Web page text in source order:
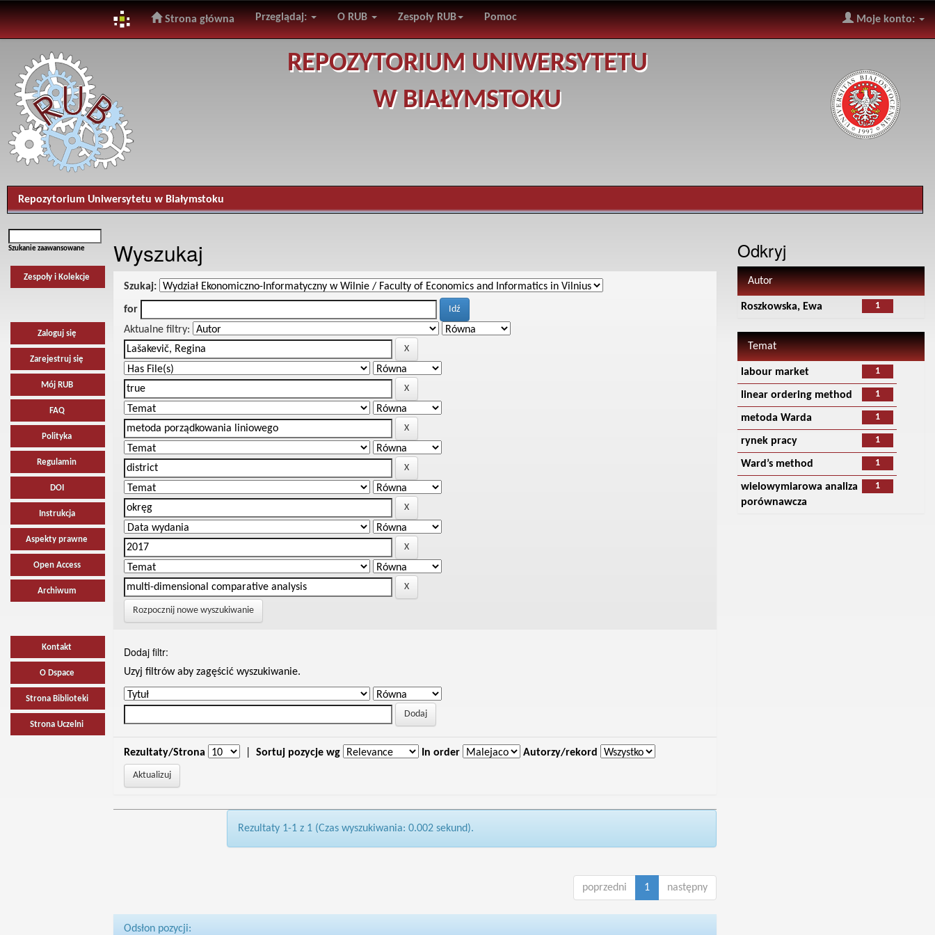
navigation
Strona główna Przeglądaj: O RUB Zespoły RUB Pomoc Moje konto:
REPOZYTORIUM UNIWERSYTETU
W BIAŁYMSTOKU
Repozytorium Uniwersytetu w Białymstoku
Szukanie zaawansowane
Zespoły i Kolekcje
Zaloguj się
Zarejestruj się
Mój RUB
FAQ
Polityka
Regulamin
DOI
Instrukcja
Aspekty prawne
Open Access
Archiwum
Kontakt
O Dspace
Strona Biblioteki
Strona Uczelni
Wyszukaj
Szukaj:
for
Aktualne filtry:
Rozpocznij nowe wyszukiwanie
Dodaj filtr:
Uzyj filtrów aby zagęścić wyszukiwanie.
Rezultaty/Strona Sortuj pozycje wg In order Autorzy/rekord
Rezultaty 1-1 z 1 (Czas wyszukiwania: 0.002 sekund).
poprzedni 1 następny
Odsłon pozycji:
Odkryj
Autor
1
Roszkowska, Ewa
Temat
1
labour market
1
linear ordering method
1
metoda Warda
1
rynek pracy
1
Ward’s method
1
wielowymiarowa analiza
porównawcza